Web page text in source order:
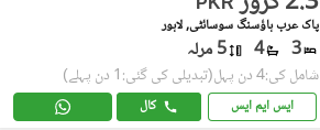
پاک عرب ہاؤسنگ سوسائٹی, لاہور
3
4 5 مرلہ
شامل کی:4 دن پہل (تبدیلی کی گئی:1 دن پہلے)
ایس ایم ایس کال